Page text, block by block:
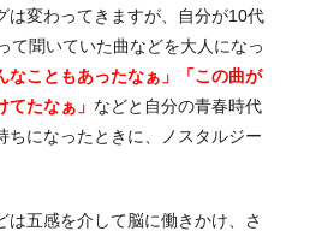
は変わってきますが、自分が10代
て聞いていた曲などを大人になっ
なこともあったなぁ」「この曲が
たなぁ」 などと自分の青春時代
ちになったときに、ノスタルジー
は五感を介して脳に働きかけ、さ